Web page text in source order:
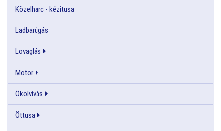
Közelharc - kézitusa
Ladbarúgás
Lovaglás
Motor
Ökölvívás
Öttusa